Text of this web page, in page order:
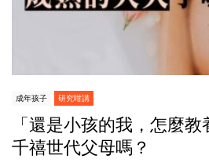
成年孩子 研究咁講
「還是小孩的我，怎麼
千禧世代父母嗎？